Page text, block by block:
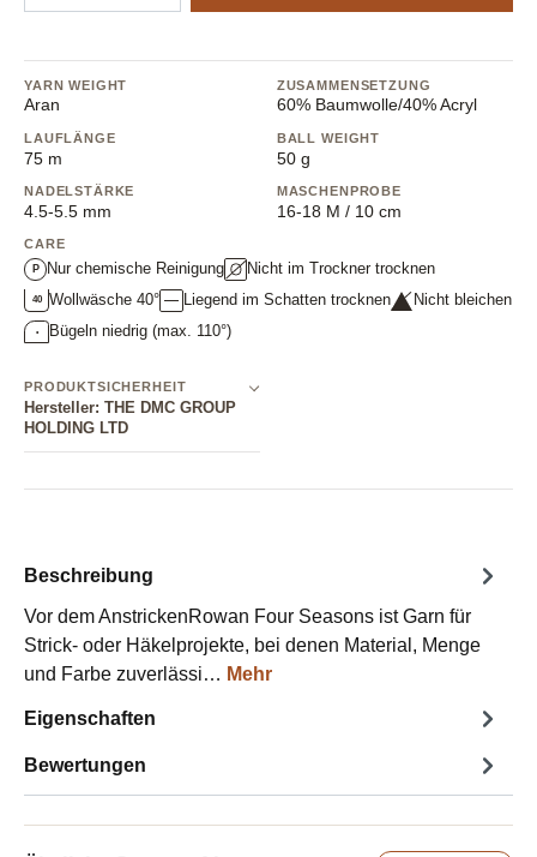
YARN WEIGHT
Aran
ZUSAMMENSETZUNG
60% Baumwolle/40% Acryl
LAUFLÄNGE
75 m
BALL WEIGHT
50 g
NADELSTÄRKE
4.5-5.5 mm
MASCHENPROBE
16-18 M / 10 cm
CARE
P Nur chemische Reinigung Nicht im Trockner trocknen
40 Wollwäsche 40° Liegend im Schatten trocknen Nicht bleichen
• Bügeln niedrig (max. 110°)
PRODUKTSICHERHEIT
Hersteller: THE DMC GROUP
HOLDING LTD
Beschreibung
Vor dem AnstrickenRowan Four Seasons ist Garn für
Strick- oder Häkelprojekte, bei denen Material, Menge
und Farbe zuverlässi… Mehr
Eigenschaften
Bewertungen